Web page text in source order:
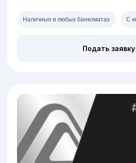
Подать заявку
Наличные в любых банкоматах С